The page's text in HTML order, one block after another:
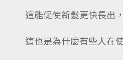
這能促使新髮更快長出
這也是為什麼有些人在